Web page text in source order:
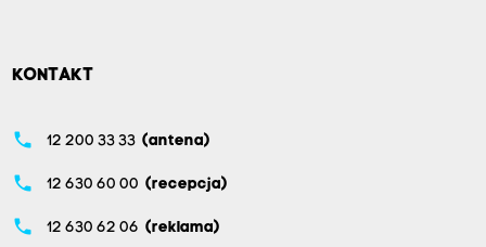
KONTAKT
phone 12 200 33 33 (antena)
phone 12 630 60 00 (recepcja)
phone 12 630 62 06 (reklama)